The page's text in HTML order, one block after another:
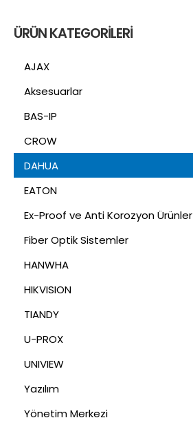
ÜRÜN KATEGORILERI
AJAX
Aksesuarlar
BAS-IP
CROW
DAHUA
EATON
Ex-Proof ve Anti Korozyon Ürünler
Fiber Optik Sistemler
HANWHA
HIKVISION
TIANDY
U-PROX
UNIVIEW
Yazılım
Yönetim Merkezi